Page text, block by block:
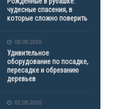
чудесные спасения, в
которые сложно поверить
08.09.2016
Удивительное
оборудование по посадке,
пересадке и обрезанию
деревьев
02.09.2016